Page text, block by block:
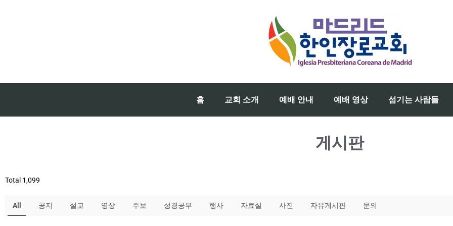
홈 교회 소개 예배 안내 예배 영상 섬기는 사람들
게시판
Total 1,099
All 공지 설교 영상 주보 성경공부 행사 자료실 사진 자유게시판 문의